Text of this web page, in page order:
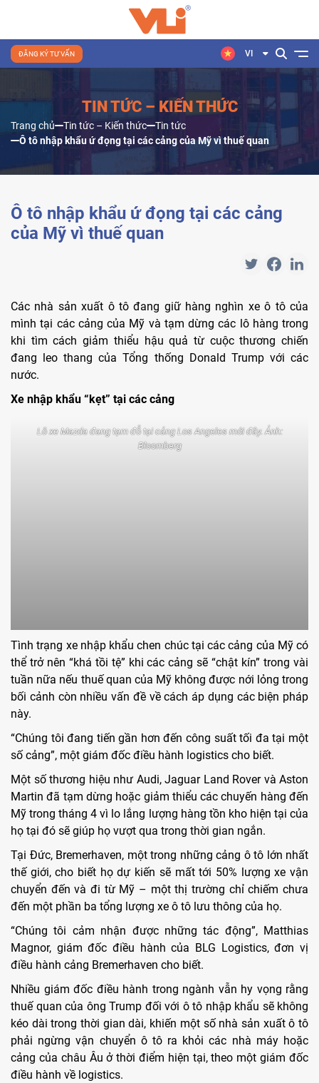
ĐĂNG KÝ TƯ VẤN VI
TIN TỨC – KIẾN THỨC
Trang chủ Tin tức – Kiến thức
Tin tức
Ô tô nhập khẩu ứ đọng tại các cảng của Mỹ vì thuế quan
Ô tô nhập khẩu ứ đọng tại các cảng
của Mỹ vì thuế quan
Các nhà sản xuất ô tô đang giữ hàng nghìn xe ô tô của
mình tại các cảng của Mỹ và tạm dừng các lô hàng trong
khi tìm cách giảm thiểu hậu quả từ cuộc thương chiến
đang leo thang của Tổng thống Donald Trump với các
nước.
Xe nhập khẩu “kẹt” tại các cảng
Lô xe Mazda đang tạm đỗ tại cảng Los Angeles mới đây. Ảnh:
Bloomberg
Tình trạng xe nhập khẩu chen chúc tại các cảng của Mỹ có
thể trở nên “khá tồi tệ” khi các cảng sẽ “chật kín” trong vài
tuần nữa nếu thuế quan của Mỹ không được nới lỏng trong
bối cảnh còn nhiều vấn đề về cách áp dụng các biện pháp
này.
“Chúng tôi đang tiến gần hơn đến công suất tối đa tại một
số cảng”, một giám đốc điều hành logistics cho biết.
Một số thương hiệu như Audi, Jaguar Land Rover và Aston
Martin đã tạm dừng hoặc giảm thiểu các chuyến hàng đến
Mỹ trong tháng 4 vì lo lắng lượng hàng tồn kho hiện tại của
họ tại đó sẽ giúp họ vượt qua trong thời gian ngắn.
Tại Đức, Bremerhaven, một trong những cảng ô tô lớn nhất
thế giới, cho biết họ dự kiến ​​sẽ mất tới 50% lượng xe vận
chuyển đến và đi từ Mỹ – một thị trường chỉ chiếm chưa
đến một phần ba tổng lượng xe ô tô lưu thông của họ.
“Chúng tôi cảm nhận được những tác động”, Matthias
Magnor, giám đốc điều hành của BLG Logistics, đơn vị
điều hành cảng Bremerhaven cho biết.
Nhiều giám đốc điều hành trong ngành vẫn hy vọng rằng
thuế quan của ông Trump đối với ô tô nhập khẩu sẽ không
kéo dài trong thời gian dài, khiến một số nhà sản xuất ô tô
phải ngừng vận chuyển ô tô ra khỏi các nhà máy hoặc
cảng của châu Âu ở thời điểm hiện tại, theo một giám đốc
điều hành về logistics.